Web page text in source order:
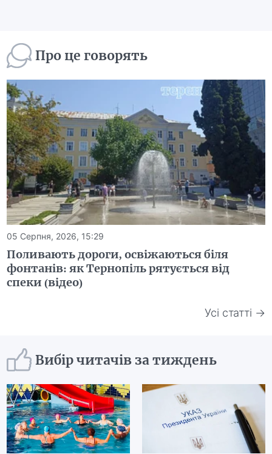
Про це говорять
05 Серпня, 2026, 15:29
Поливають дороги, освіжаються біля
фонтанів: як Тернопіль рятується від
спеки (відео)
Усі статті →
Вибір читачів за тиждень